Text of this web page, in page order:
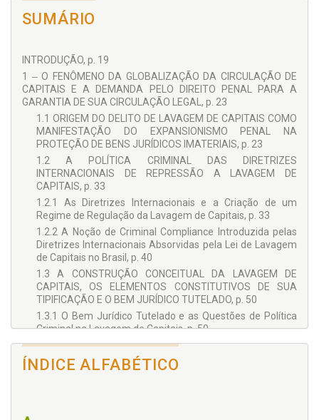
SUMÁRIO
INTRODUÇÃO, p. 19
1 ‒ O FENÔMENO DA GLOBALIZAÇÃO DA CIRCULAÇÃO DE
CAPITAIS E A DEMANDA PELO DIREITO PENAL PARA A
GARANTIA DE SUA CIRCULAÇÃO LEGAL, p. 23
1.1 ORIGEM DO DELITO DE LAVAGEM DE CAPITAIS COMO
MANIFESTAÇÃO DO EXPANSIONISMO PENAL NA
PROTEÇÃO DE BENS JURÍDICOS IMATERIAIS, p. 23
1.2 A POLÍTICA CRIMINAL DAS DIRETRIZES
INTERNACIONAIS DE REPRESSÃO A LAVAGEM DE
CAPITAIS, p. 33
1.2.1 As Diretrizes Internacionais e a Criação de um
Regime de Regulação da Lavagem de Capitais, p. 33
1.2.2 A Noção de Criminal Compliance Introduzida pelas
Diretrizes Internacionais Absorvidas pela Lei de Lavagem
de Capitais no Brasil, p. 40
1.3 A CONSTRUÇÃO CONCEITUAL DA LAVAGEM DE
CAPITAIS, OS ELEMENTOS CONSTITUTIVOS DE SUA
TIPIFICAÇÃO E O BEM JURÍDICO TUTELADO, p. 50
1.3.1 O Bem Jurídico Tutelado e as Questões de Política
Criminal na Lavagem de Capitais, p. 50
1.3.2 A Estrutura do Crime de Lavagem de Capitais, p. 55
2 ‒ A ESTRUTURA DO CONCURSO DE PESSOAS NO
ÍNDICE ALFABÉTICO